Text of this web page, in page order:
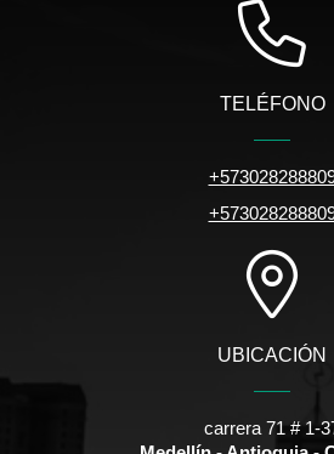
TELÉFONO
UBICACIÓN
carrera 71 # 1-